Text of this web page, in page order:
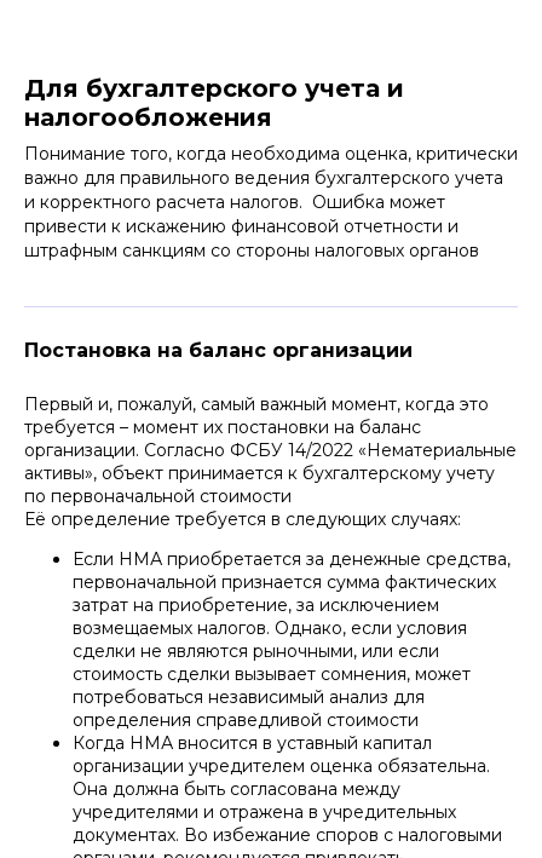
Для бухгалтерского учета и
налогообложения
Понимание того, когда необходима оценка, критически
важно для правильного ведения бухгалтерского учета
и корректного расчета налогов. Ошибка может
привести к искажению финансовой отчетности и
штрафным санкциям со стороны налоговых органов
Постановка на баланс организации
Первый и, пожалуй, самый важный момент, когда это
требуется – момент их постановки на баланс
организации. Согласно ФСБУ 14/2022 «Нематериальные
активы», объект принимается к бухгалтерскому учету
по первоначальной стоимости
Её определение требуется в следующих случаях:
Если НМА приобретается за денежные средства,
первоначальной признается сумма фактических
затрат на приобретение, за исключением
возмещаемых налогов. Однако, если условия
сделки не являются рыночными, или если
стоимость сделки вызывает сомнения, может
потребоваться независимый анализ для
определения справедливой стоимости
Когда НМА вносится в уставный капитал
организации учредителем оценка обязательна.
Она должна быть согласована между
учредителями и отражена в учредительных
документах. Во избежание споров с налоговыми